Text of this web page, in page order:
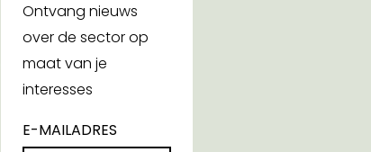
Ontvang nieuws
over de sector op
maat van je
interesses
E-MAILADRES